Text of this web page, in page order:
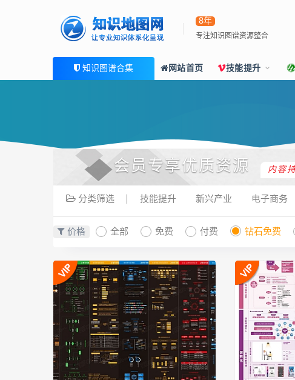
8年
专注知识图谱资源整合
知识图谱合集 网站首页 技能提升
会员专享优质资源 内容
分类筛选 技能提升 新兴产业 电子商务
价格 全部 免费 付费 钻石免费